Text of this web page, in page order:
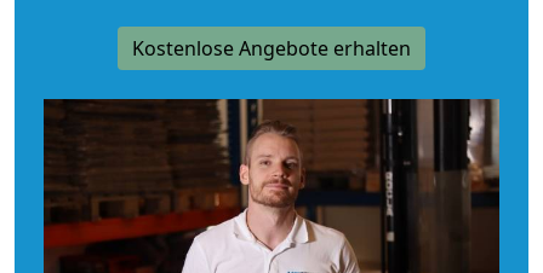
Kostenlose Angebote erhalten